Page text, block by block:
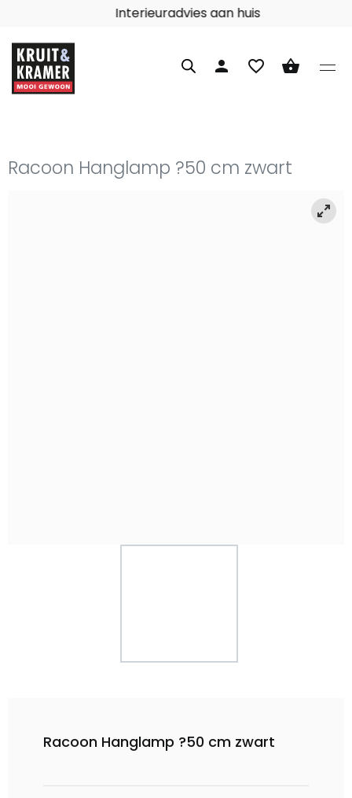
Interieuradvies aan huis
person favorite_border shopping_basket
Racoon Hanglamp ?50 cm zwart
Racoon Hanglamp ?50 cm zwart